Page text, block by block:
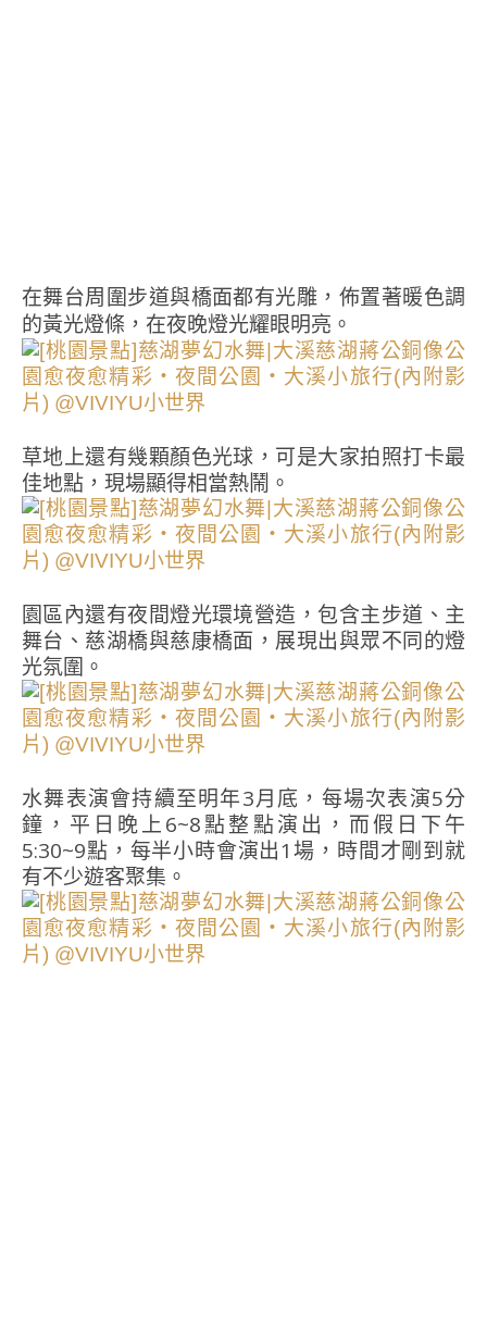
在舞台周圍步道與橋面都有光雕，佈置著暖色調
的黃光燈條，在夜晚燈光耀眼明亮。
草地上還有幾顆顏色光球，可是大家拍照打卡最
佳地點，現場顯得相當熱鬧。
園區內還有夜間燈光環境營造，包含主步道、主
舞台、慈湖橋與慈康橋面，展現出與眾不同的燈
光氛圍。
水舞表演會持續至明年3月底，每場次表演5分
鐘，平日晚上6~8點整點演出，而假日下午
5:30~9點，每半小時會演出1場，時間才剛到就
有不少遊客聚集。